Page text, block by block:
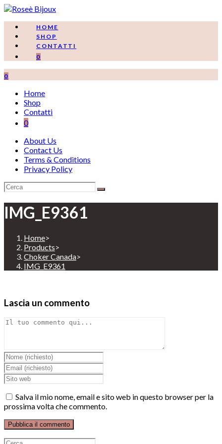
Salta
contenutoHOME
SHOP
CONTATTI
0
0
Home
Shop
Contatti
0
About Us
Contact Us
Terms & Conditions
Privacy Policy
IMG_E9361
Home>
Products>
Choker Canada>
IMG_E9361
Lascia un commento
Comment
Inserisci
il
tuo
nome
o
nome
utente
per
commentare
Inserisci
il
tuo
indirizzo
email
per
commentare
Enter
your
website
URL
Salva il mio nome, email e sito web in questo browser per la
prossima volta che commento.
Ricerca